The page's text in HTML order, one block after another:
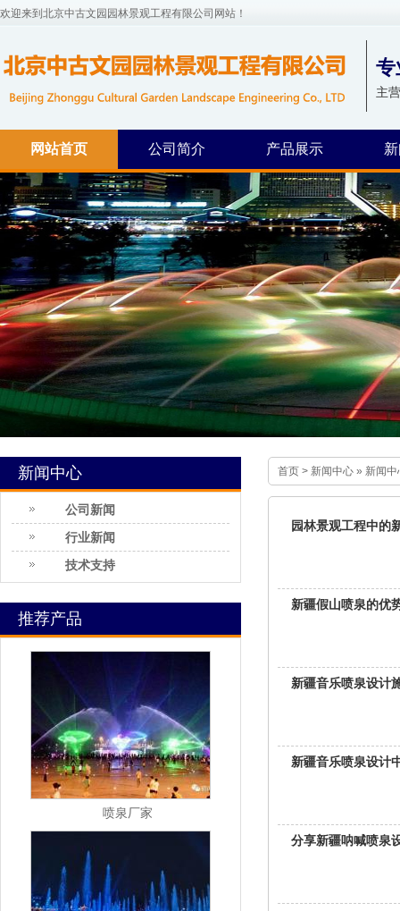
欢迎来到北京中古文园园林景观工程有限公司网站！
专
主
网站首页 公司简介 产品展示
首页 > 新闻中心 » 新闻中
园林景观工程中的
新疆假山喷泉的优
新疆音乐喷泉设计
新疆音乐喷泉设计
分享新疆呐喊喷泉
新闻中心
公司新闻
行业新闻
技术支持
推荐产品
喷泉厂家